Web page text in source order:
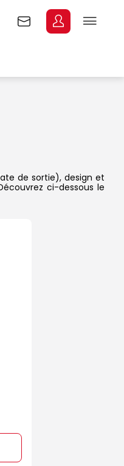
de sortie), design et
ci-dessous le